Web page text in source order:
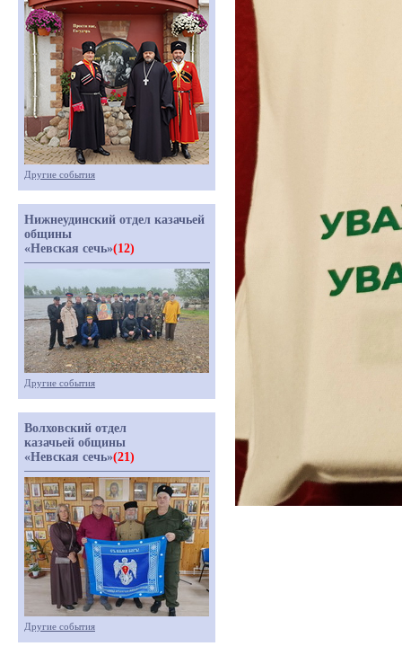
Другие события
Нижнеудинский отдел казачьей
общины
«Невская сечь»(12)
Другие события
Волховский отдел
казачьей общины
«Невская сечь»(21)
Другие события